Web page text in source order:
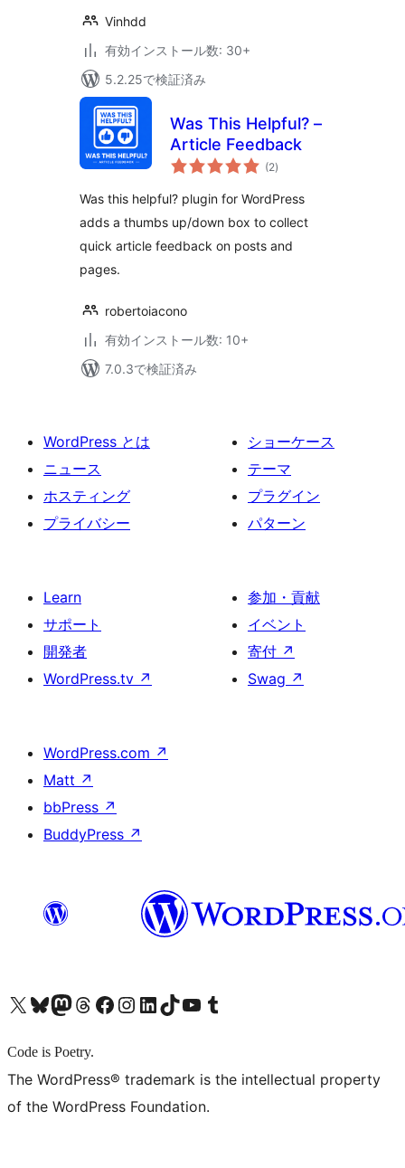
Vinhdd
有効インストール数: 30+
5.2.25で検証済み
Was This Helpful? –
Article Feedback
(2個
の
価
)
Was this helpful? plugin for WordPress
adds a thumbs up/down box to collect
quick article feedback on posts and
pages.
robertoiacono
有効インストール数: 10+
7.0.3で検証済み
WordPress とは
ニュース
ホスティング
プライバシー
ショーケース
テーマ
プラグイン
パターン
Learn
サポート
開発者
WordPress.tv ↗
参加・貢献
イベント
寄付 ↗
Swag ↗
WordPress.com ↗
Matt ↗
bbPress ↗
BuddyPress ↗
X (旧 Twitter) アカウントへBluesky アカウントへMastodon アカウントへThreads アカウントへ Facebook ページへInstagram アカウントへ LinkedIn アカウントへTikTok アカウントへYouTube チャンネルへ Tumblr アカウントへ
Code is Poetry.
The WordPress® trademark is the intellectual property
of the WordPress Foundation.